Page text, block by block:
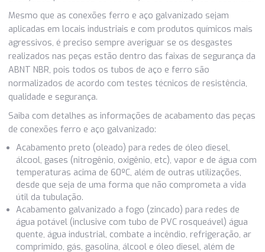
As conexões BSP e NPT são aplicadas geralmente para a
condução de água, gases, vapor, óleos e outras
hidráulicas em geral. São produzidas também em
conformidade com normas de qualidade utilizando os
avançados processos de fabricação de tubulações
Mesmo que as conexões ferro e aço galvanizado sejam
aplicadas em locais industriais e com produtos químicos
agressivos, é preciso sempre averiguar se os desgastes
realizados nas peças estão dentro das faixas de
ABNT NBR, pois todos os tubos de aço e ferro são
normalizados de acordo com testes técnicos de
qualidade e segurança.
Saiba com detalhes as informações de acabamento das
de conexões ferro e aço galvanizado:
Acabamento preto (oleado) para redes de óleo diesel,